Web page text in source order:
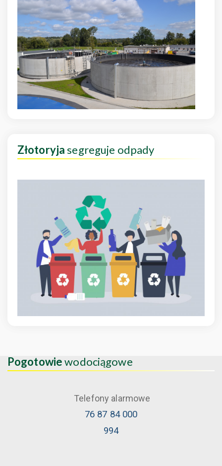
Złotoryjasegreguje odpady
Pogotowiewodociągowe
Telefony alarmowe
76 87 84 000
994